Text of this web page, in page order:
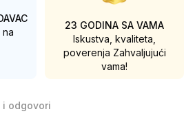
23 GODINA SA VAMA
Iskustva, kvaliteta,
poverenja Zahvaljujući
vama!
i odgovori